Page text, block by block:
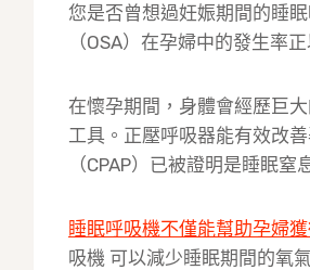
您是否曾想過妊娠期間的睡
（OSA）在孕婦中的發生率
在懷孕期間，身體會經歷巨大
工具。正壓呼吸器能有效改
（CPAP）已被證明是睡眠窒
睡眠呼吸機不僅能幫助孕婦
吸機 可以減少睡眠期間的氧